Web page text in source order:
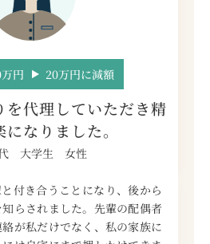
円 20万円に減額
を代理していただき精
なりました。
代 大学生 女性
付き合うことになり、後から
らされました。先輩の配偶者
が私だけでなく、私の家族に